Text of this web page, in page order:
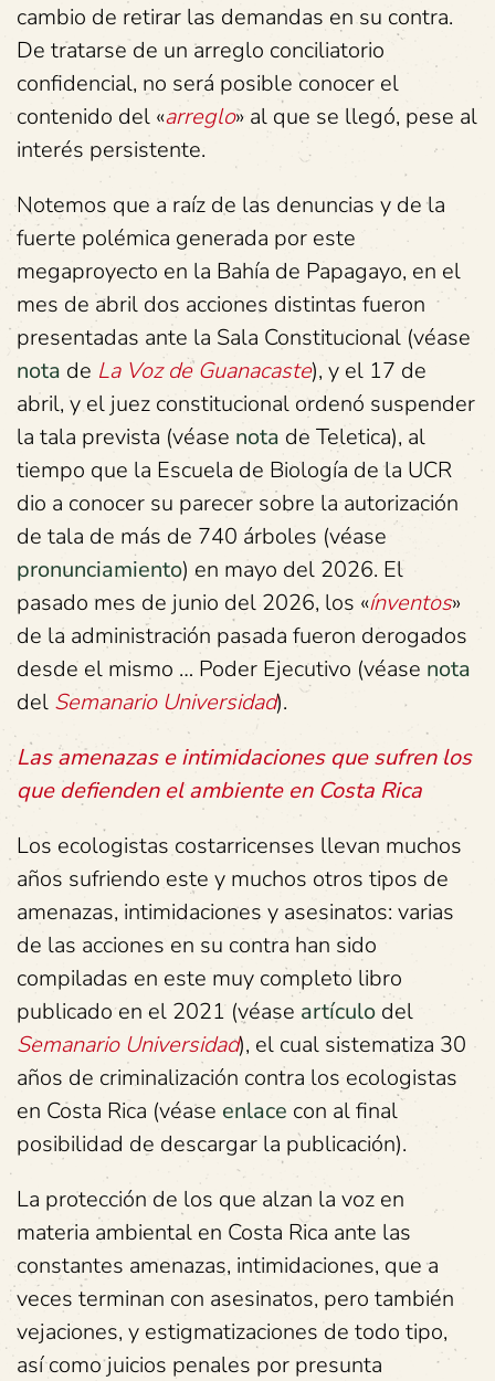
cambio de retirar las demandas en su contra.
De tratarse de un arreglo conciliatorio
confidencial, no será posible conocer el
contenido del «arreglo» al que se llegó, pese al
interés persistente.
Notemos que a raíz de las denuncias y de la
fuerte polémica generada por este
megaproyecto en la Bahía de Papagayo, en el
mes de abril dos acciones distintas fueron
presentadas ante la Sala Constitucional (véase
nota de La Voz de Guanacaste), y el 17 de
abril, y el juez constitucional ordenó suspender
la tala prevista (véase nota de Teletica), al
tiempo que la Escuela de Biología de la UCR
dio a conocer su parecer sobre la autorización
de tala de más de 740 árboles (véase
pronunciamiento) en mayo del 2026. El
pasado mes de junio del 2026, los «ínventos»
de la administración pasada fueron derogados
desde el mismo … Poder Ejecutivo (véase nota
del Semanario Universidad).
Las amenazas e intimidaciones que sufren los
que defienden el ambiente en Costa Rica
Los ecologistas costarricenses llevan muchos
años sufriendo este y muchos otros tipos de
amenazas, intimidaciones y asesinatos: varias
de las acciones en su contra han sido
compiladas en este muy completo libro
publicado en el 2021 (véase artículo del
Semanario Universidad), el cual sistematiza 30
años de criminalización contra los ecologistas
en Costa Rica (véase enlace con al final
posibilidad de descargar la publicación).
La protección de los que alzan la voz en
materia ambiental en Costa Rica ante las
constantes amenazas, intimidaciones, que a
veces terminan con asesinatos, pero también
vejaciones, y estigmatizaciones de todo tipo,
así como juicios penales por presunta